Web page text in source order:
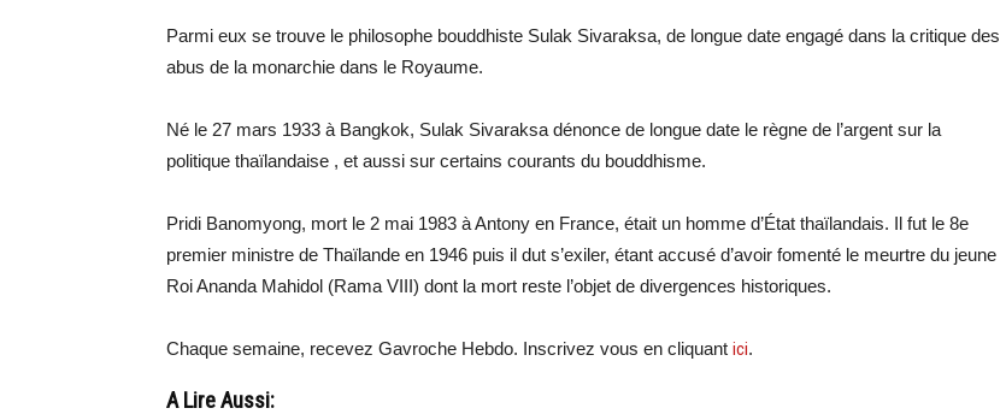
Parmi eux se trouve le philosophe bouddhiste Sulak Sivaraksa, de longue date engagé dans la critique des
abus de la monarchie dans le Royaume.
Né le 27 mars 1933 à Bangkok, Sulak Sivaraksa dénonce de longue date le règne de l’argent sur la
politique thaïlandaise , et aussi sur certains courants du bouddhisme.
Pridi Banomyong, mort le 2 mai 1983 à Antony en France, était un homme d’État thaïlandais. Il fut le 8e
premier ministre de Thaïlande en 1946 puis il dut s’exiler, étant accusé d’avoir fomenté le meurtre du jeune
Roi Ananda Mahidol (Rama VIII) dont la mort reste l’objet de divergences historiques.
Chaque semaine, recevez Gavroche Hebdo. Inscrivez vous en cliquant ici.
A Lire Aussi: